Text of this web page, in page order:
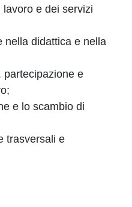
e dei servizi
nella didattica e nella
partecipazione e
e lo scambio di
trasversali e